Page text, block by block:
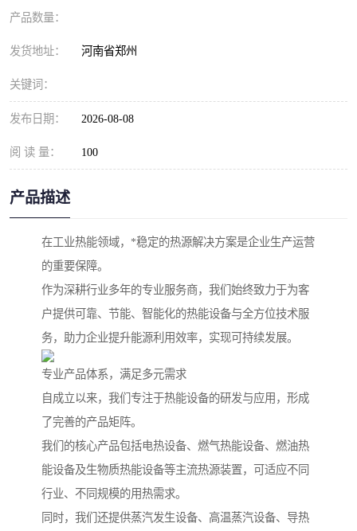
产品数量：
发货地址： 河南省郑州
关键词：
发布日期： 2026-08-08
阅 读 量： 100
产品描述
在工业热能领域，*稳定的热源解决方案是企业生产运营
的重要保障。
作为深耕行业多年的专业服务商，我们始终致力于为客
户提供可靠、节能、智能化的热能设备与全方位技术服
务，助力企业提升能源利用效率，实现可持续发展。
专业产品体系，满足多元需求
自成立以来，我们专注于热能设备的研发与应用，形成
了完善的产品矩阵。
我们的核心产品包括电热设备、燃气热能设备、燃油热
能设备及生物质热能设备等主流热源装置，可适应不同
行业、不同规模的用热需求。
同时，我们还提供蒸汽发生设备、高温蒸汽设备、导热